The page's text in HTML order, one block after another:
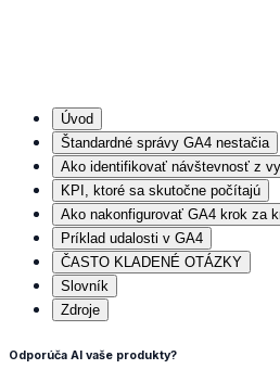
Úvod
Štandardné správy GA4 nestačia
Ako identifikovať návštevnosť z
KPI, ktoré sa skutočne počítajú
Ako nakonfigurovať GA4 krok za
Príklad udalosti v GA4
ČASTO KLADENÉ OTÁZKY
Slovník
Zdroje
Odporúča AI vaše produkty?